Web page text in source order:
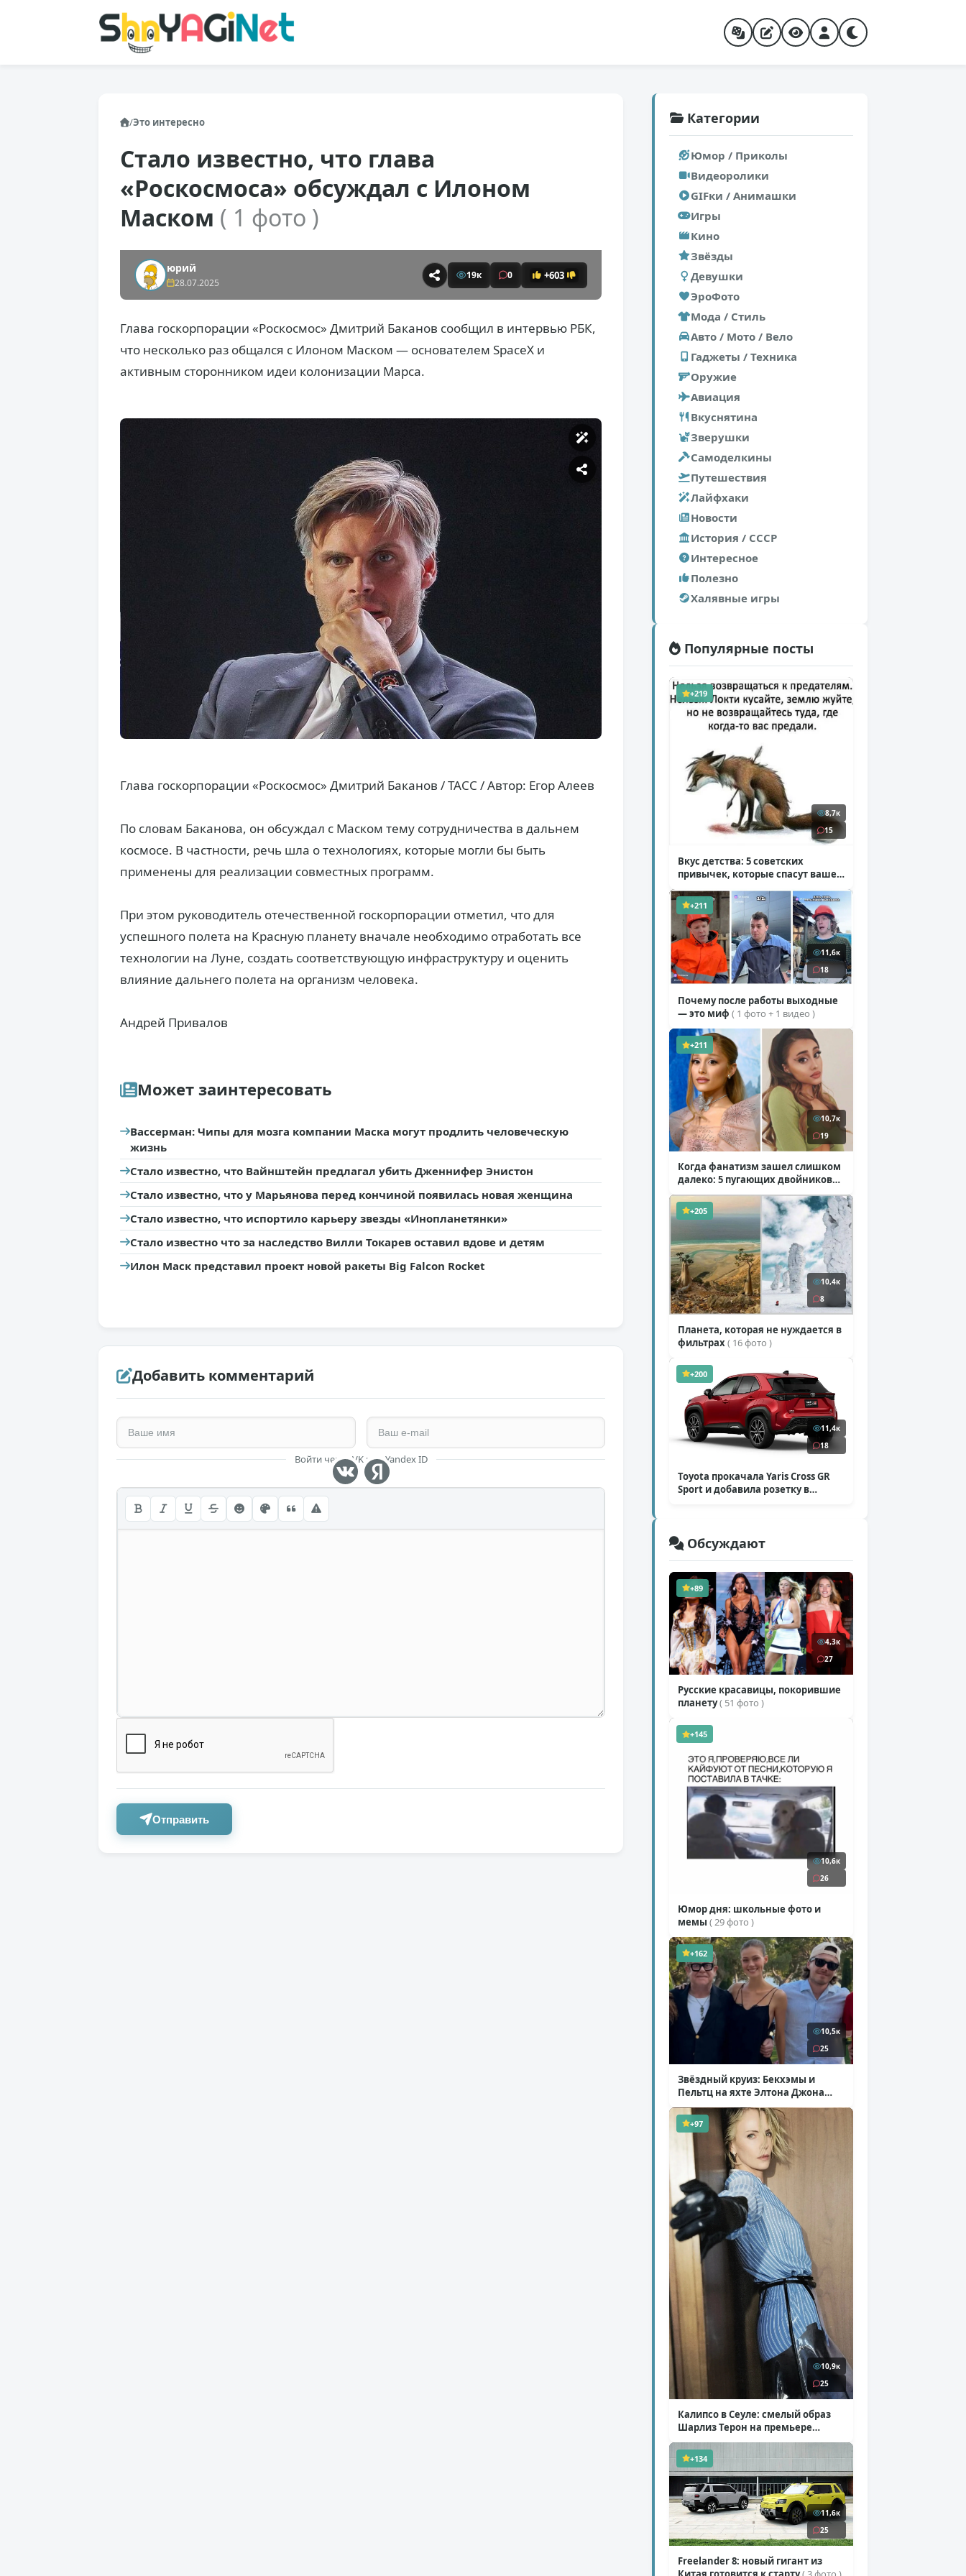
/Это интересно
Стало известно, что глава
«Роскосмоса» обсуждал с Илоном
Маском ( 1 фото )
юрий
28.07.2025
19к 0 +603
Глава госкорпорации «Роскосмос» Дмитрий Баканов сообщил в интервью РБК,
что несколько раз общался с Илоном Маском — основателем SpaceX и
активным сторонником идеи колонизации Марса.
Глава госкорпорации «Роскосмос» Дмитрий Баканов / ТАСС / Автор: Егор Алеев
По словам Баканова, он обсуждал с Маском тему сотрудничества в дальнем
космосе. В частности, речь шла о технологиях, которые могли бы быть
применены для реализации совместных программ.
При этом руководитель отечественной госкорпорации отметил, что для
успешного полета на Красную планету вначале необходимо отработать все
технологии на Луне, создать соответствующую инфраструктуру и оценить
влияние дальнего полета на организм человека.
Андрей Привалов
Может заинтересовать
Вассерман: Чипы для мозга компании Маска могут продлить человеческую
жизнь
Стало известно, что Вайнштейн предлагал убить Дженнифер Энистон
Стало известно, что у Марьянова перед кончиной появилась новая женщина
Стало известно, что испортило карьеру звезды «Инопланетянки»
Стало известно что за наследство Вилли Токарев оставил вдове и детям
Илон Маск представил проект новой ракеты Big Falcon Rocket
Добавить комментарий
Войти через VK или Yandex ID
Отправить
Категории
Юмор / Приколы
Видеоролики
GIFки / Анимашки
Игры
Кино
Звёзды
Девушки
ЭроФото
Мода / Стиль
Авто / Мото / Вело
Гаджеты / Техника
Оружие
Авиация
Вкуснятина
Зверушки
Самоделкины
Путешествия
Лайфхаки
Новости
История / СССР
Интересное
Полезно
Халявные игры
Популярные посты
+219
8,7к
15
Вкус детства: 5 советских
привычек, которые спасут ваше
+211
11,6к
18
Почему после работы выходные
— это миф ( 1 фото + 1 видео )
+211
10,7к
19
Когда фанатизм зашел слишком
далеко: 5 пугающих двойников
звезд( 10 фото )
+205
10,4к
8
Планета, которая не нуждается в
фильтрах( 16 фото )
+200
11,4к
18
Toyota прокачала Yaris Cross GR
Sport и добавила розетку в
Обсуждают
+89
4,3к
27
Русские красавицы, покорившие
планету( 51 фото )
+145
10,6к
26
Юмор дня: школьные фото и
мемы ( 29 фото )
+162
10,5к
25
Звёздный круиз: Бекхэмы и
Пельтц на яхте Элтона Джона
( 12 фото )
+97
10,9к
25
Калипсо в Сеуле: смелый образ
Шарлиз Терон на премьере
«Одиссеи»( 6 фото )
+134
11,6к
25
Freelander 8: новый гигант из